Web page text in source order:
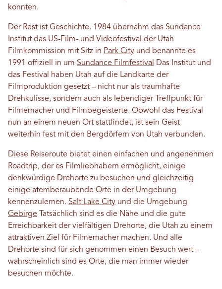
konnten.
Der Rest ist Geschichte. 1984 übernahm das Sundance
Institut das US-Film- und Videofestival der Utah
Filmkommission mit Sitz in Park City und benannte es
1991 offiziell in um Sundance Filmfestival
Das Institut und
das Festival haben Utah auf die Landkarte der
Filmproduktion gesetzt – nicht nur als traumhafte
Drehkulisse, sondern auch als lebendiger Treffpunkt für
Filmemacher und Filmbegeisterte. Obwohl das Festival
nun an einem neuen Ort stattfindet, ist sein Geist
weiterhin fest mit den Bergdörfern von Utah verbunden.
Diese Reiseroute bietet einen einfachen und angenehmen
Roadtrip, der es Filmliebhabern ermöglicht, einige
denkwürdige Drehorte zu besuchen und gleichzeitig
einige atemberaubende Orte in der Umgebung
kennenzulernen. Salt Lake City und die Umgebung
Gebirge Tatsächlich sind es die Nähe und die gute
Erreichbarkeit der vielfältigen Drehorte, die Utah zu einem
attraktiven Ziel für Filmemacher machen. Und alle
Drehorte sind für sich genommen einen Besuch wert –
wahrscheinlich sind es Orte, die man immer wieder
besuchen möchte.